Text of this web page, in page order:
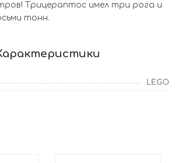
Трицераптос имел три рога и
тонн.
LEGO